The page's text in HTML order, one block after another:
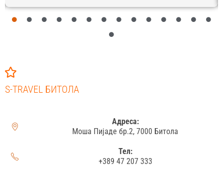
S-TRAVEL БИТОЛА
Адреса:
Моша Пијаде бр.2, 7000 Битола
Тел:
+389 47 207 333